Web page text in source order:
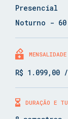
Presencial
Noturno - 60
MENSALIDADE
R$ 1.099,00
DURAÇÃO E